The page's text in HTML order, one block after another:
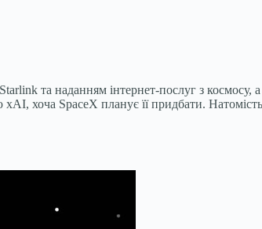
та наданням інтернет-послуг з
хоча SpaceX планує її придбати.